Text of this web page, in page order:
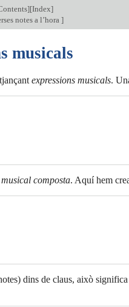
][Index]
notes a l’hora ]
musicals
expressions musicals.
composta. Aquí hem
dins de claus, això